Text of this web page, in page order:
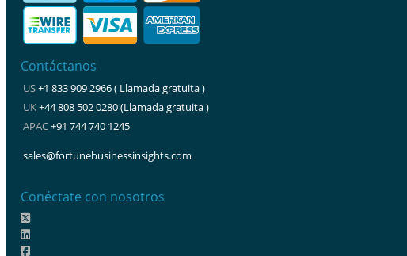
Contáctanos
US+1 833 909 2966 ( Llamada gratuita )
UK+44 808 502 0280 (Llamada gratuita )
APAC+91 744 740 1245
sales@fortunebusinessinsights.com
Conéctate con nosotros